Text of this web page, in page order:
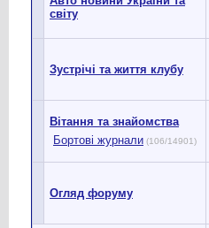
світу
Зустрічі та життя клубу
Вітання та знайомства
Бортові журнали (106/14901)
Огляд форуму